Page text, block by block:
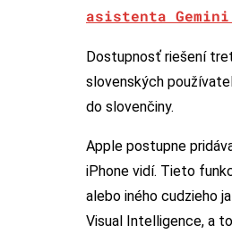
asistenta
Dostupnosť riešení
slovenských
do slovenčiny.
Apple postupne
iPhone vidí. Tieto
alebo iného cudzieho
Visual Intelligence, a